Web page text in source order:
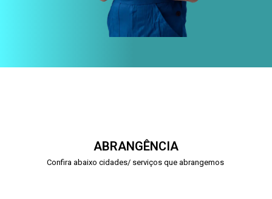
ABRANGÊNCIA
Confira abaixo cidades/ serviços que abrangemos